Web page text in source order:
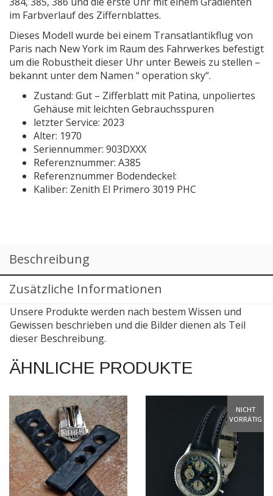
im Farbverlauf des Ziffernblattes.
Dieses Modell wurde bei einem Transatlantikflug von
Paris nach New York im Raum des Fahrwerkes befestigt
um die Robustheit dieser Uhr unter Beweis zu stellen –
bekannt unter dem Namen “ operation sky“.
Zustand: Gut – Zifferblatt mit Patina, unpoliertes
Gehäuse mit leichten Gebrauchsspuren
letzter Service: 2023
Alter: 1970
Seriennummer: 903DXXX
Referenznummer: A385
Referenznummer Bodendeckel:
Kaliber: Zenith El Primero 3019 PHC
Beschreibung
Zusätzliche Informationen
Unsere Produkte werden nach bestem Wissen und
Gewissen beschrieben und die Bilder dienen als Teil
dieser Beschreibung.
ÄHNLICHE PRODUKTE
NICHT
VORRÄTIG